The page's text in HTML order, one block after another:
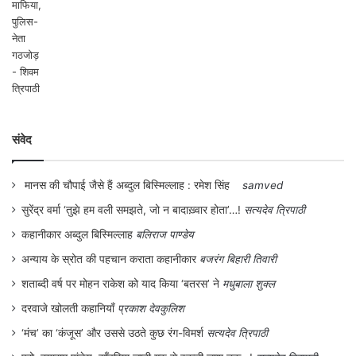
घटना को सुनकर बीजगुप्‍त निश्छल प्रेम के भाव से
चित्रलेखा को स्वीकार करता है और वैराग्यपूर्ण जीवन
जीने के लिये दोनों आगे बढ़ जाते हैं।
होंगे, जिनके अंदर का नैतिक मूल्‍य जीवित है। वर्तमान
परिवेश को देखते हुए यह कह पाना अत्‍यंत कठिन है
कि इंसान कब रक्षक बन जायेगा और कब भक्षक बन
जाये, भले ही वह संत हो या कोई आम इंसान। यह भी
तय कर पाना कठिन है कि इस संसार में न जाने
कितने लोग अदृश्‍य तरीके से पाप में डुबकियां लगा रहें
इस उपन्यास में जिसे हम योगी समझते हैं, वह भोगी
संवेद
मानस की चौपाई जैसे हैं अब्दुल बिस्मिल्लाह : रमेश सिंह
samved
सुरेंद्र वर्मा ‘तुझे हम वली समझते, जो न बादाख़्वार होता’…! सत्यदेव त्रिपाठी
कहानीकार अब्दुल बिस्मिल्लाह बलिराज पाण्डेय
अन्याय के स्रोत की पहचान कराता कहानीकार बजरंग बिहारी तिवारी
शताब्दी वर्ष पर मोहन राकेश को याद किया ‘बतरस’ ने मधुबाला शुक्ल
दरवाजे खोलती कहानियाँ प्रकाश देवकुलिश
‘मंच’ का ‘कंजूस’ और उससे उठते कुछ रंग-विमर्श सत्यदेव त्रिपाठी